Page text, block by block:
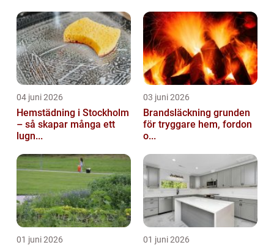
04 juni 2026
Hemstädning i Stockholm
– så skapar många ett
lugn...
03 juni 2026
Brandsläckning grunden
för tryggare hem, fordon
o...
01 juni 2026 01 juni 2026